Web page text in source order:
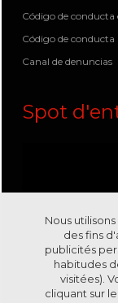
Código de conducta
Código de
Canal de denuncias
Spot
Nous
des fins
publicités
habitudes
visitées).
cliquant sur